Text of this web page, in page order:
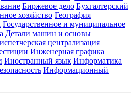
Биржевое дело Бухгалтерский
хозяйство География
Государственное и муниципальное
Детали машин и основы
централизация
Инженерная графика
Иностранный язык Информатика
Информационный